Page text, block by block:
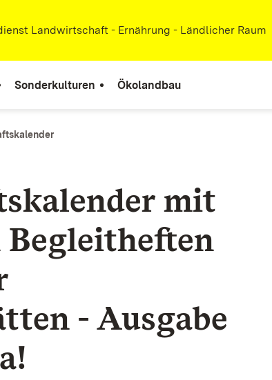
Landwirtschaft - Ernährung - Ländlicher Raum
Sonderkulturen Ökolandbau
mit
Begleitheften
- Ausgabe